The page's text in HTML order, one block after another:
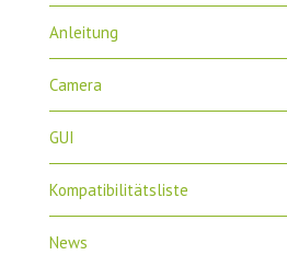
Anleitung
Camera
GUI
Kompatibilitätsliste
News